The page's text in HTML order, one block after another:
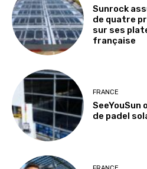
Sunrock
de quatre
sur ses
française
FRANCE
SeeYouSun
de padel